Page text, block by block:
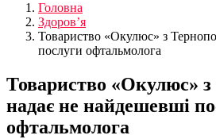
Головна
Здоров’я
Товариство «Окулюс» з
послуги офтальмолога
Товариство «Окулюс»
надає не найдешевші
офтальмолога